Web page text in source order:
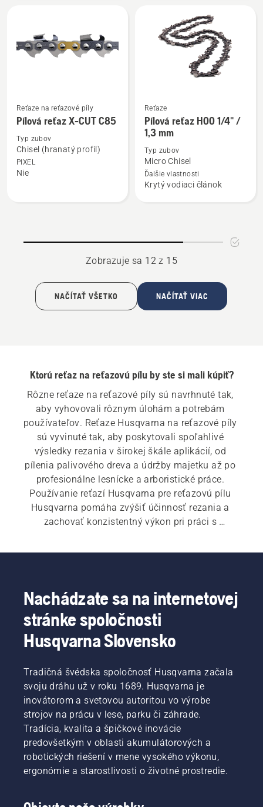
mm
Zobraziť
viac
podrobností
Pílová
Reťaze na reťazové píly
Pílová reťaz X-CUT C85
Typ zubov
Chisel (hranatý profil)
PIXEL
Nie
Zobraziť
viac
podrobností
Pílová
reťaz
Reťaze
Pílová reťaz H00 1/4" /
1,3 mm
Typ zubov
Micro Chisel
Ďalšie vlastnosti
Krytý vodiaci článok
Zobrazuje sa 12 z 15
NAČÍTAŤ VŠETKO NAČÍTAŤ VIAC
Ktorú reťaz na reťazovú pílu by ste si mali kúpiť?
Rôzne reťaze na reťazové píly sú navrhnuté tak,
aby vyhovovali rôznym úlohám a potrebám
používateľov. Reťaze Husqvarna na reťazové píly
sú vyvinuté tak, aby poskytovali spoľahlivé
výsledky rezania v širokej škále aplikácií, od
pílenia palivového dreva a údržby majetku až po
profesionálne lesnícke a arboristické práce.
Používanie reťazí Husqvarna pre reťazovú pílu
Husqvarna pomáha zvýšiť účinnosť rezania a
zachovať konzistentný výkon pri práci s
produktívnejšie.
Nachádzate sa na internetovej
stránke spoločnosti
Husqvarna Slovensko
Tradičná švédska spoločnosť Husqvarna začala
svoju dráhu už v roku 1689. Husqvarna je
inovátorom a svetovou autoritou vo výrobe
strojov na prácu v lese, parku či záhrade.
Tradícia, kvalita a špičkové inovácie
predovšetkým v oblasti akumulátorových a
robotických riešení v mene vysokého výkonu,
ergonómie a starostlivosti o životné prostredie.